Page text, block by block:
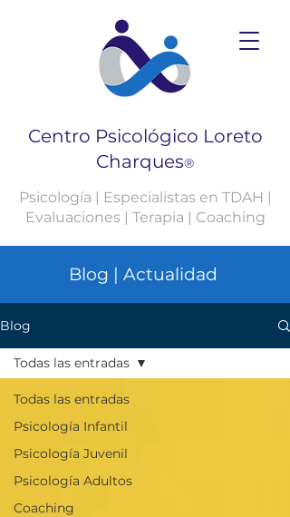
Centro Psicológico Loreto
Charques®
Psicología | Especialistas en TDAH |
Evaluaciones | Terapia | Coaching
Blog | Actualidad
Blog
Todas las entradas
Psicología Infantil
Psicología Juvenil
Psicología Adultos
Coaching
Todas las entradas